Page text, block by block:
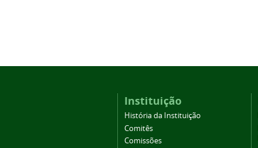
Instituição
História da Instituição
Comitês
Comissões